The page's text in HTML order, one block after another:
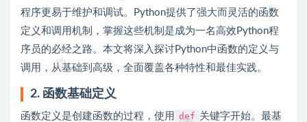
程序更易于维护和调试。Python提供了强大而灵活的函数
定义和调用机制，掌握这些机制是成为一名高效Python程
序员的必经之路。本文将深入探讨Python中函数的定义与
调用，从基础到高级，全面覆盖各种特性和最佳实践。
2. 函数基础定义
函数定义是创建函数的过程，使用 def 关键字开始。最基